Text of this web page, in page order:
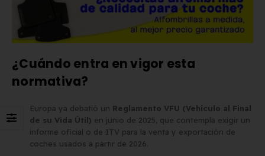
¿Cuándo entra en vigor esta
normativa?
Europa ya debatió un Reglamento VFU (Vehículo al Final
de su Vida Útil) en junio de 2025, que contempla exigir un
informe oficial o de ITV para la venta y exportación de
coches usados a partir de 2026.